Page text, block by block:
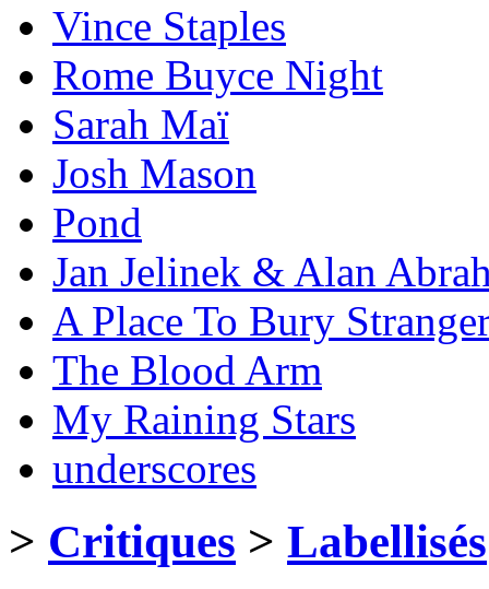
Vince Staples
Rome Buyce Night
Sarah Maï
Josh Mason
Pond
Jan Jelinek & Alan
A Place To Bury
The Blood Arm
My Raining Stars
underscores
> Critiques > Labellisés